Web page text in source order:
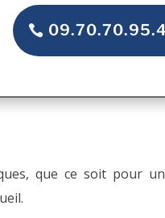
que ce soit pour